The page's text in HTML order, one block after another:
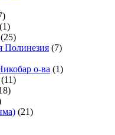
(1)
(25)
Полинезия (7)
о-ва (1)
(11)
(21)